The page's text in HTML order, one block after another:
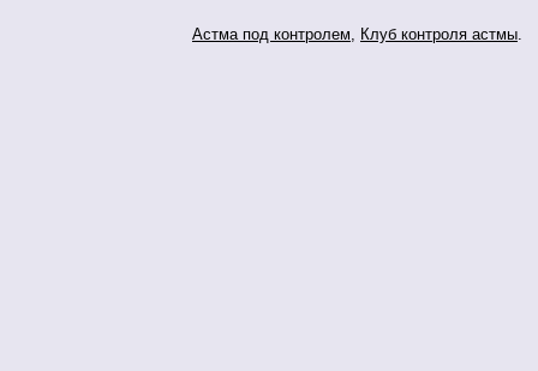
Астма под контролем, Клуб контроля астмы.